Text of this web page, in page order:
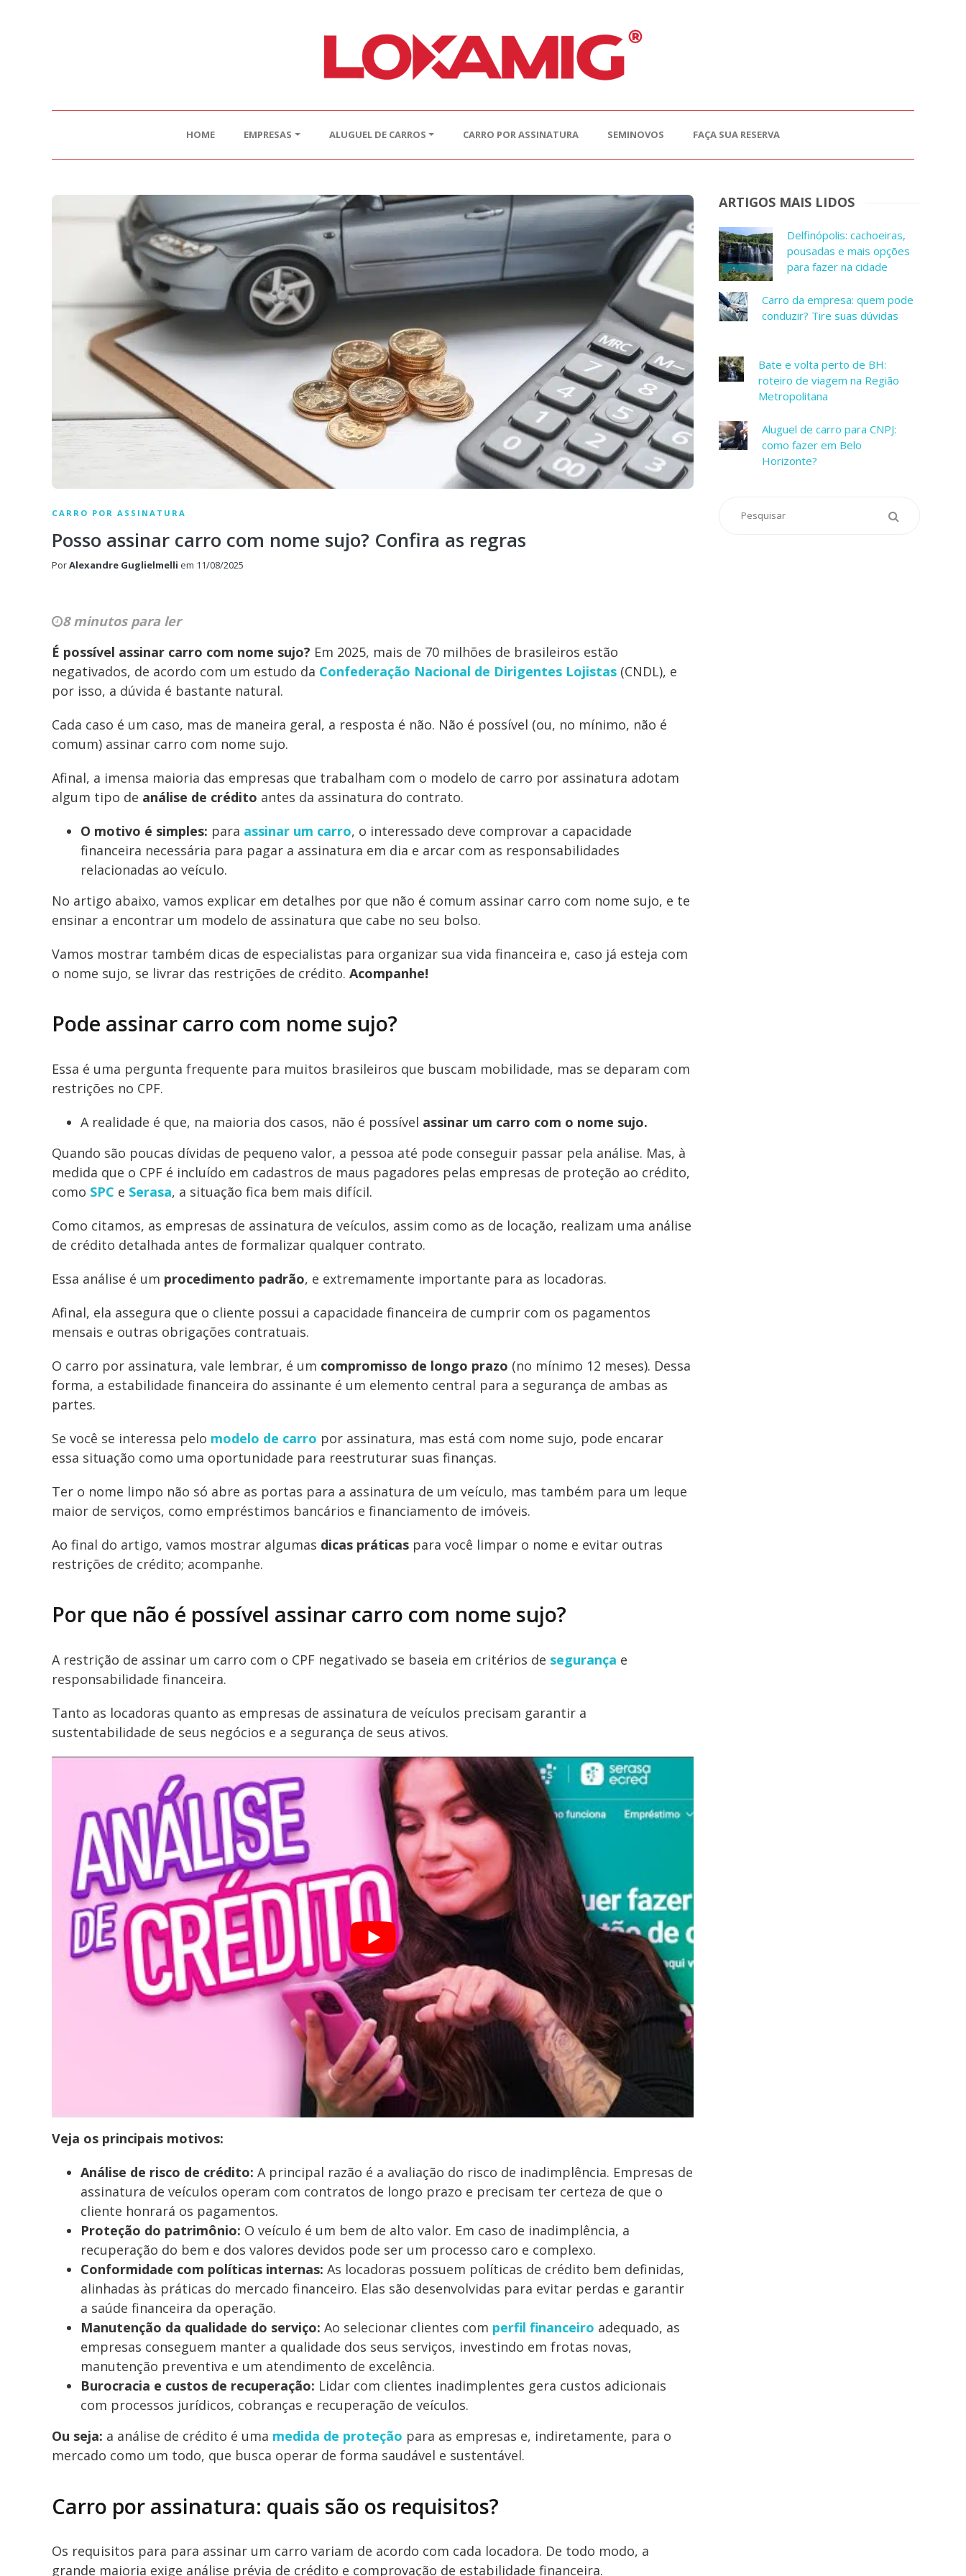
HOME EMPRESAS ALUGUEL DE CARROS CARRO POR ASSINATURA SEMINOVOS FAÇA SUA RESERVA
CARRO POR ASSINATURA
Posso assinar carro com nome sujo? Confira as regras
PorAlexandre Guglielmelli em 11/08/2025
8 minutos para ler
É possível assinar carro com nome sujo? Em 2025, mais de 70 milhões de brasileiros estão
negativados, de acordo com um estudo da Confederação Nacional de Dirigentes Lojistas (CNDL), e
por isso, a dúvida é bastante natural.
Cada caso é um caso, mas de maneira geral, a resposta é não. Não é possível (ou, no mínimo, não é
comum) assinar carro com nome sujo.
Afinal, a imensa maioria das empresas que trabalham com o modelo de carro por assinatura adotam
algum tipo de análise de crédito antes da assinatura do contrato.
O motivo é simples: para assinar um carro, o interessado deve comprovar a capacidade
financeira necessária para pagar a assinatura em dia e arcar com as responsabilidades
relacionadas ao veículo.
No artigo abaixo, vamos explicar em detalhes por que não é comum assinar carro com nome sujo, e te
ensinar a encontrar um modelo de assinatura que cabe no seu bolso.
Vamos mostrar também dicas de especialistas para organizar sua vida financeira e, caso já esteja com
o nome sujo, se livrar das restrições de crédito. Acompanhe!
Pode assinar carro com nome sujo?
Essa é uma pergunta frequente para muitos brasileiros que buscam mobilidade, mas se deparam com
restrições no CPF.
A realidade é que, na maioria dos casos, não é possível assinar um carro com o nome sujo.
Quando são poucas dívidas de pequeno valor, a pessoa até pode conseguir passar pela análise. Mas, à
medida que o CPF é incluído em cadastros de maus pagadores pelas empresas de proteção ao crédito,
como SPC e Serasa, a situação fica bem mais difícil.
Como citamos, as empresas de assinatura de veículos, assim como as de locação, realizam uma análise
de crédito detalhada antes de formalizar qualquer contrato.
Essa análise é um procedimento padrão, e extremamente importante para as locadoras.
Afinal, ela assegura que o cliente possui a capacidade financeira de cumprir com os pagamentos
mensais e outras obrigações contratuais.
O carro por assinatura, vale lembrar, é um compromisso de longo prazo (no mínimo 12 meses). Dessa
forma, a estabilidade financeira do assinante é um elemento central para a segurança de ambas as
partes.
Se você se interessa pelo modelo de carro por assinatura, mas está com nome sujo, pode encarar
essa situação como uma oportunidade para reestruturar suas finanças.
Ter o nome limpo não só abre as portas para a assinatura de um veículo, mas também para um leque
maior de serviços, como empréstimos bancários e financiamento de imóveis.
Ao final do artigo, vamos mostrar algumas dicas práticas para você limpar o nome e evitar outras
restrições de crédito; acompanhe.
Por que não é possível assinar carro com nome sujo?
A restrição de assinar um carro com o CPF negativado se baseia em critérios de segurança e
responsabilidade financeira.
Tanto as locadoras quanto as empresas de assinatura de veículos precisam garantir a
sustentabilidade de seus negócios e a segurança de seus ativos.
Veja os principais motivos:
Análise de risco de crédito: A principal razão é a avaliação do risco de inadimplência. Empresas de
assinatura de veículos operam com contratos de longo prazo e precisam ter certeza de que o
cliente honrará os pagamentos.
Proteção do patrimônio: O veículo é um bem de alto valor. Em caso de inadimplência, a
recuperação do bem e dos valores devidos pode ser um processo caro e complexo.
Conformidade com políticas internas: As locadoras possuem políticas de crédito bem definidas,
alinhadas às práticas do mercado financeiro. Elas são desenvolvidas para evitar perdas e garantir
a saúde financeira da operação.
Manutenção da qualidade do serviço: Ao selecionar clientes com perfil financeiro adequado, as
empresas conseguem manter a qualidade dos seus serviços, investindo em frotas novas,
manutenção preventiva e um atendimento de excelência.
Burocracia e custos de recuperação: Lidar com clientes inadimplentes gera custos adicionais
com processos jurídicos, cobranças e recuperação de veículos.
Ou seja: a análise de crédito é uma medida de proteção para as empresas e, indiretamente, para o
mercado como um todo, que busca operar de forma saudável e sustentável.
Carro por assinatura: quais são os requisitos?
Os requisitos para para assinar um carro variam de acordo com cada locadora. De todo modo, a
grande maioria exige análise prévia de crédito e comprovação de estabilidade financeira.
ARTIGOS MAIS LIDOS
Delfinópolis: cachoeiras,
pousadas e mais opções
para fazer na cidade
Carro da empresa: quem pode
conduzir? Tire suas dúvidas
Bate e volta perto de BH:
roteiro de viagem na Região
Metropolitana
Aluguel de carro para CNPJ:
como fazer em Belo
Horizonte?